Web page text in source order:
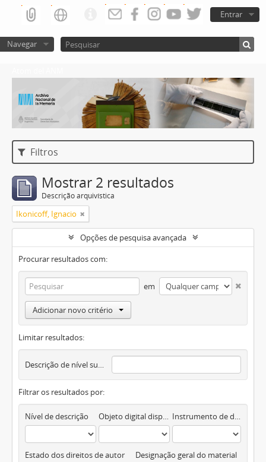
Entrar
Navegar
Filtros
Mostrar 2 resultados
Descrição arquivística
Ikonicoff, Ignacio
Opções de pesquisa avançada
Procurar resultados com:
em
Adicionar novo critério
Limitar resultados:
Descrição de nível superior
Filtrar os resultados por:
Nível de descrição Objeto digital disponível Instrumento de descrição documental
Estado dos direitos de autor Designação geral do material